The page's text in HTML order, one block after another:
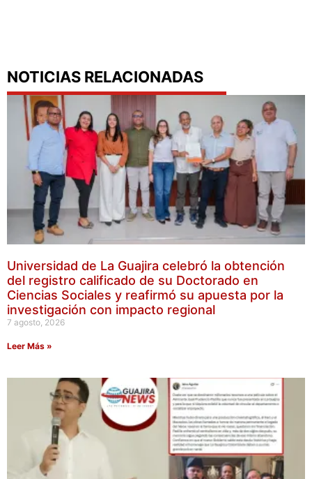
NOTICIAS RELACIONADAS
Universidad de La Guajira celebró la obtención
del registro calificado de su Doctorado en
Ciencias Sociales y reafirmó su apuesta por la
investigación con impacto regional
7 agosto, 2026
Leer Más »